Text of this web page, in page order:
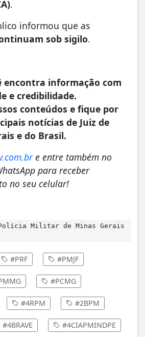
.
informou que as
sob sigilo.
encontra informação com
e credibilidade.
conteúdos e fique por
notícias de Juiz de
e do Brasil.
e entre também no
para receber
no seu celular!
Militar de Minas Gerais
#PRF #PMJF
#PCMG
#4RPM #2BPM
#4BRAVE #4CIAPMINDPE